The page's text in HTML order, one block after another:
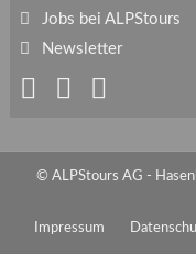
Jobs bei ALPStours
Newsletter
© ALPStours AG -
Impressum